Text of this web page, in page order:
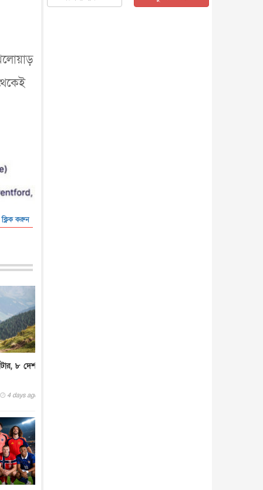
ক্লিক করুন
৮ দেশ
4 days ago
জাতীয় ৫ আগস্ট, ২০২৬